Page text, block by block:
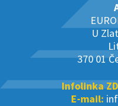
U
370 01
Infolinka
E-mail: